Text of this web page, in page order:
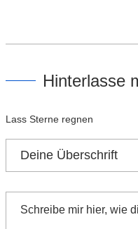
Hinterlasse
Lass Sterne regnen